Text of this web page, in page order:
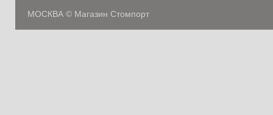
МОСКВА © Магазин Стомпорт